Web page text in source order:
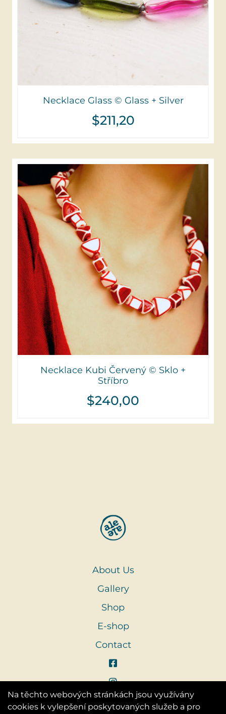
Necklace Glass © Glass + Silver
$211,20
Necklace Kubi Červený © Sklo +
Stříbro
$240,00
About Us
Gallery
Shop
E-shop
Contact
Na těchto webových stránkách jsou využívány
cookies k vylepšení poskytovaných služeb a pro